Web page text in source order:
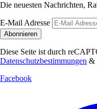
Die neuesten Nachrichten,
E-Mail Adresse
Abonnieren
Diese Seite ist durch
Datenschutzbestimmungen &
Facebook